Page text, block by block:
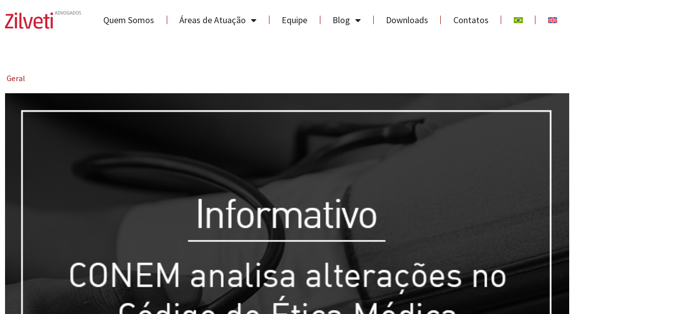
Quem Somos Áreas de Atuação Equipe Blog Downloads Contatos
Geral